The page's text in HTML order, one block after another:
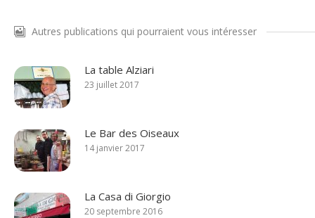
Autres publications qui pourraient vous intéresser
La table Alziari
23 juillet 2017
Le Bar des Oiseaux
14 janvier 2017
La Casa di Giorgio
20 septembre 2016